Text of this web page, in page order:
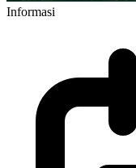
Informasi